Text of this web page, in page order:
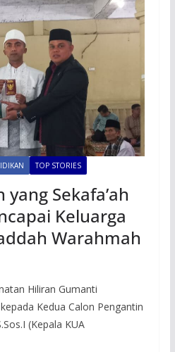
TOP STORIES
Sekafa’ah
Keluarga
Warahmah
Hiliran Gumanti
Kedua Calon Pengantin
(Kepala KUA